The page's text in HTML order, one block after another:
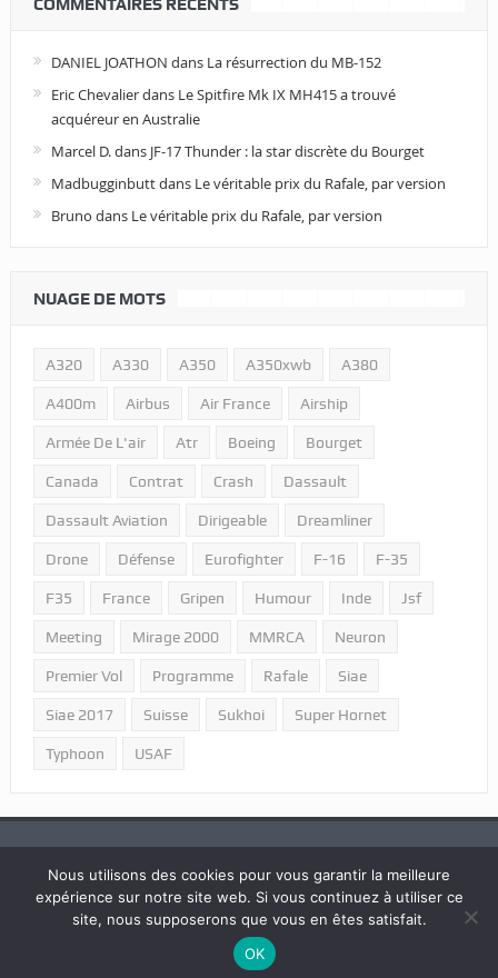
COMMENTAIRES RÉCENTS
DANIEL JOATHON dans La résurrection du MB-152
Eric Chevalierdans Le Spitfire Mk IX MH415 a trouvé
acquéreur en Australie
Marcel D.dans JF-17 Thunder : la star discrète du Bourget
Madbugginbuttdans Le véritable prix du Rafale, par version
Bruno dans Le véritable prix du Rafale, par version
NUAGE DE MOTS
A320 A330 A350 A350xwb A380
A400m Airbus Air France Airship
Armée De L'air Atr Boeing Bourget
Canada Contrat Crash Dassault
Dassault Aviation Dirigeable Dreamliner
Drone Défense Eurofighter F-16 F-35
F35 France Gripen Humour Inde Jsf
Meeting Mirage 2000 MMRCA Neuron
Premier Vol Programme Rafale Siae
Siae 2017 Suisse Sukhoi Super Hornet
Typhoon USAF
2018 © Tous droits réservés "Portail Aviation - LPPA".
Nous utilisons des cookies pour vous garantir la meilleure
expérience sur notre site web. Si vous continuez à utiliser ce
site, nous supposerons que vous en êtes satisfait.
OK